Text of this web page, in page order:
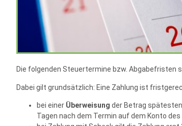
Die folgenden Steuertermine bzw. Abgabefristen
Dabei gilt grundsätzlich: Eine Zahlung ist
bei einer Überweisung der Betrag
Tagen nach dem Termin auf dem Konto